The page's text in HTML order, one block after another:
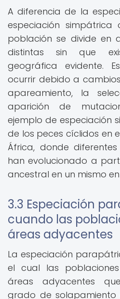
A diferencia de la
especiación simpátrica
población se divide en
distintas sin que
geográfica evidente.
ocurrir debido a
apareamiento, la
aparición de
ejemplo de especiación
de los peces cíclidos en
África, donde
han evolucionado a
ancestral en un mismo
3.3 Especiación
cuando las
áreas adyacentes
La especiación
el cual las
áreas adyacentes
grado de solapamiento